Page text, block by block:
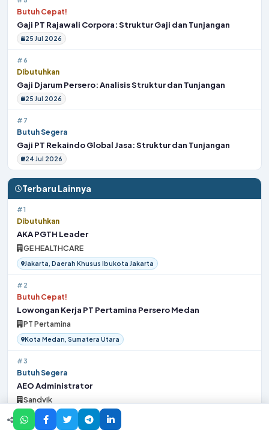
Butuh Cepat!
Gaji PT Rajawali Corpora: Struktur Gaji dan Tunjangan
25 Jul 2026
#6
Dibutuhkan
Gaji Djarum Persero: Analisis Struktur dan Tunjangan
25 Jul 2026
#7
Butuh Segera
Gaji PT Rekaindo Global Jasa: Struktur dan Tunjangan
24 Jul 2026
Terbaru Lainnya
#1
Dibutuhkan
AKA PGTH Leader
GE HEALTHCARE
Jakarta, Daerah Khusus Ibukota Jakarta
#2
Butuh Cepat!
Lowongan Kerja PT Pertamina Persero Medan
PT Pertamina
Kota Medan, Sumatera Utara
#3
Butuh Segera
AEO Administrator
Sandvik
Surabaya, Jawa Timur